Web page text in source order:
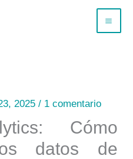
2025/ 1 comentario
Cómo
datos de